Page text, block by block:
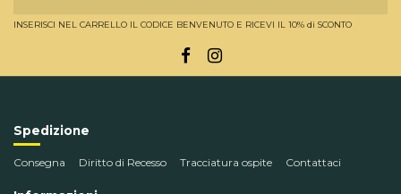
INSERISCI NEL CARRELLO IL CODICE BENVENUTO E RICEVI IL 10% di SCONTO
Spedizione
Consegna Diritto di Recesso Tracciatura ospite Contattaci